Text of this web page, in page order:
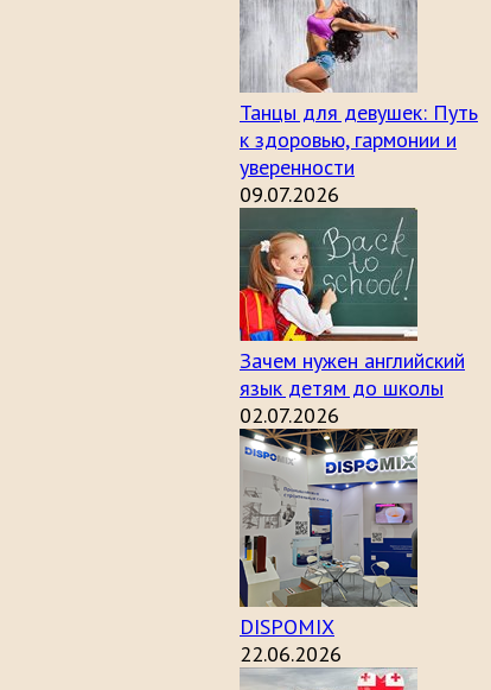
Танцы для девушек: Путь
к здоровью, гармонии и
уверенности
09.07.2026
Зачем нужен английский
язык детям до школы
02.07.2026
DISPOMIX
22.06.2026